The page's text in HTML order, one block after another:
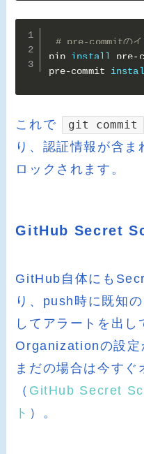
# pre-commitのイ
pip install
pre-
pre-commit
これで git commit
り、認証情報が含
ロックされます。
GitHub Secret
GitHub自体にも
り、push時に既知
してアラートを出
Organizationの設定
まだの場合は今すぐ
（ GitHub Secret
ト ）。